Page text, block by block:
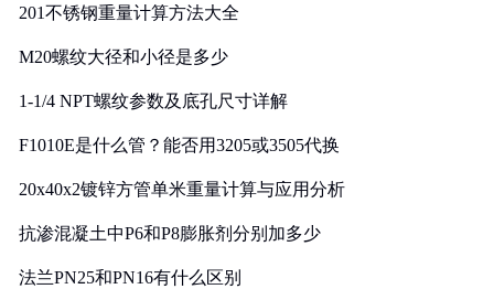
201不锈钢重量计算方法大全
M20螺纹大径和小径是多少
1-1/4 NPT螺纹参数及底孔尺寸详解
F1010E是什么管？能否用3205或3505代换
20x40x2镀锌方管单米重量计算与应用分析
抗渗混凝土中P6和P8膨胀剂分别加多少
法兰PN25和PN16有什么区别